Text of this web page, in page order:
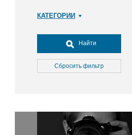
КАТЕГОРИИ
Досуг, туризм и отдых
Культура
Медицина
Окружающая среда
Политика
Найти
Сбросить фильтр